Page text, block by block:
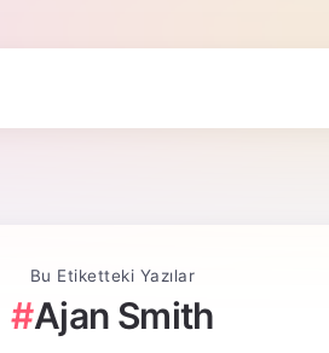
Bu Etiketteki Yazılar
Ajan Smith